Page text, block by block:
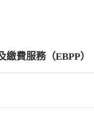
繳費服務（EBPP）